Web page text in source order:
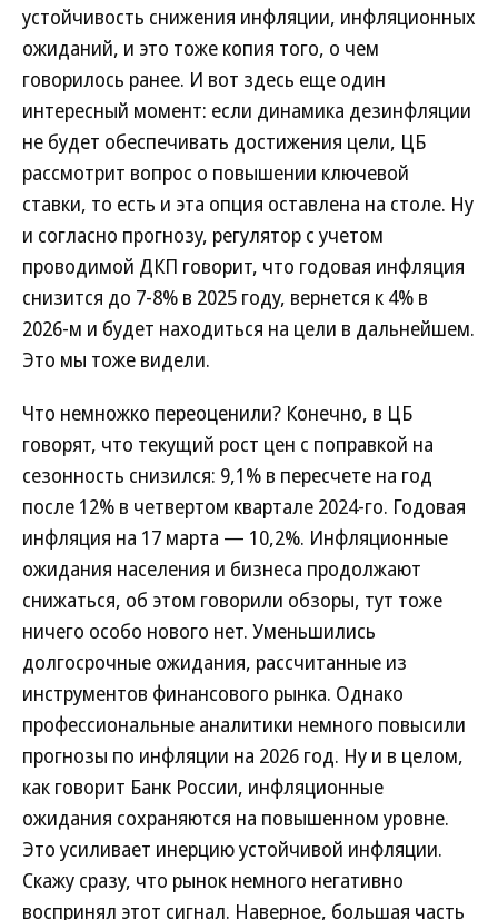
устойчивость снижения инфляции, инфляционных
ожиданий, и это тоже копия того, о чем
говорилось ранее. И вот здесь еще один
интересный момент: если динамика дезинфляции
не будет обеспечивать достижения цели, ЦБ
рассмотрит вопрос о повышении ключевой
ставки, то есть и эта опция оставлена на столе. Ну
и согласно прогнозу, регулятор с учетом
проводимой ДКП говорит, что годовая инфляция
снизится до 7-8% в 2025 году, вернется к 4% в
2026-м и будет находиться на цели в дальнейшем.
Это мы тоже видели.
Что немножко переоценили? Конечно, в ЦБ
говорят, что текущий рост цен с поправкой на
сезонность снизился: 9,1% в пересчете на год
после 12% в четвертом квартале 2024-го. Годовая
инфляция на 17 марта — 10,2%. Инфляционные
ожидания населения и бизнеса продолжают
снижаться, об этом говорили обзоры, тут тоже
ничего особо нового нет. Уменьшились
долгосрочные ожидания, рассчитанные из
инструментов финансового рынка. Однако
профессиональные аналитики немного повысили
прогнозы по инфляции на 2026 год. Ну и в целом,
как говорит Банк России, инфляционные
ожидания сохраняются на повышенном уровне.
Это усиливает инерцию устойчивой инфляции.
Скажу сразу, что рынок немного негативно
воспринял этот сигнал. Наверное, большая часть